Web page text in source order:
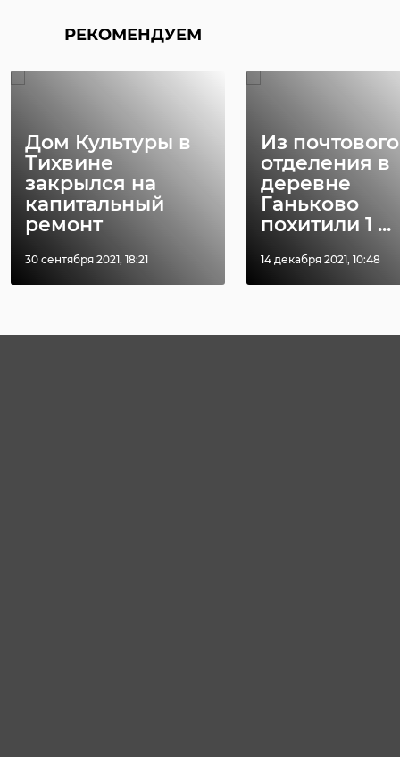
РЕКОМЕНДУЕМ
Дом Культуры в
Тихвине
закрылся на
капитальный
ремонт
30 сентября 2021, 18:21
Из почтового
отделения в
деревне
Ганьково
похитили 1 ...
14 декабря 2021, 10:48